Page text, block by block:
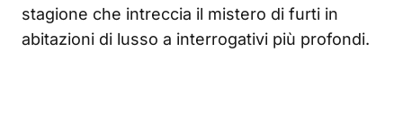
stagione che intreccia il mistero di furti in
abitazioni di lusso a interrogativi più profondi.